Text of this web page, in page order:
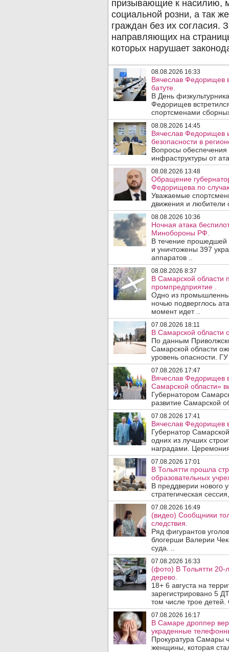
08.08.2026 16:33
Вячеслав Федорищев
батуте.
В День
Федорищев
спортсменами
08.08.2026 14:45
Вячеслав Федорищев
безопасности в
Вопросы обеспечения
инфраструктуры от
08.08.2026 13:48
Обращение
Федорищева по
Уважаемые
движения и любители
08.08.2026 10:36
Ночная атака
Минобороны РФ.
В течение
и уничтожены 397
аппаратов ..
08.08.2026 8:37
В Самарской области
промпредприятие .
Одно из
ночью подверглось
момент идет ..
07.08.2026 18:11
В Самарской области
По данным
Самарской области
уровень опасности.
07.08.2026 17:47
Вячеслав Федорищев
Самарской области»
Губернатором
развитие Самарской
07.08.2026 17:41
Вячеслав Федорищев
Губернатор
одних из лучших
наградами.
07.08.2026 17:01
В Тольятти прошла
образовательных
В преддверии нового
стратегическая
07.08.2026 16:49
(видео) Сообщники
следствия.
Ряд фигурантов
блогерши Валерии
суда. ..
07.08.2026 16:33
(фото) В Тольятти 20-
дерево.
18+ 6 августа на
зарегистрировано 5
том числе трое
07.08.2026 16:17
В Самаре дроппер
украденные
Прокуратура Самары
женщины, которая